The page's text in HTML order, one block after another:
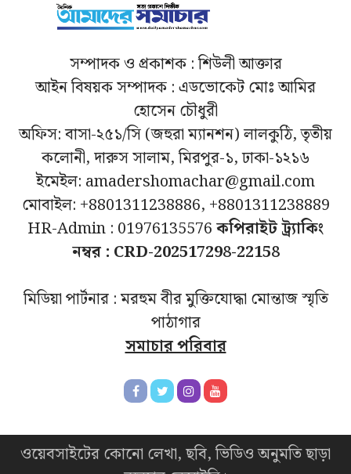
সম্পাদক ও প্রকাশক : শিউলী আক্তার
আইন বিষয়ক সম্পাদক : এডভোকেট মোঃ আমির
হোসেন চৌধুরী
অফিস: বাসা-২৫১/সি (জহুরা ম্যানশন) লালকুঠি, তৃতীয়
কলোনী, দারুস সালাম, মিরপুর-১, ঢাকা-১২১৬
ইমেইল: amadershomachar@gmail.com
মোবাইল: +8801311238886, +8801311238889
HR-Admin : 01976135576কপিরাইট ট্র্যাকিং
নম্বর : CRD-202517298-22158
মিডিয়া পার্টনার : মরহুম বীর মুক্তিযোদ্ধা মোন্তাজ স্মৃতি
পাঠাগার
সমাচার পরিবার
ওয়েবসাইটের কোনো লেখা, ছবি, ভিডিও অনুমতি ছাড়া